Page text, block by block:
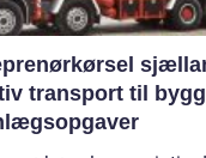
transport til